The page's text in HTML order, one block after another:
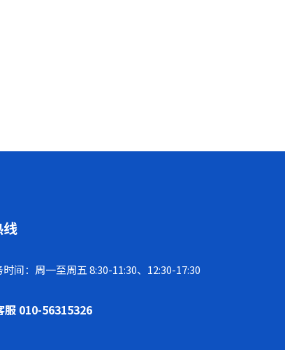
时间：周一至周五 8:30-11:30、12:30-17:30
服 010-56315326